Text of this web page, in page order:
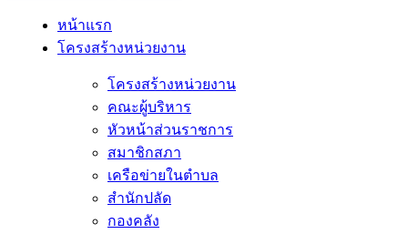
หน้าแรก
โครงสร้างหน่วยงาน
โครงสร้างหน่วยงาน
คณะผู้บริหาร
หัวหน้าส่วนราชการ
สมาชิกสภา
เครือข่ายในตำบล
สำนักปลัด
กองคลัง